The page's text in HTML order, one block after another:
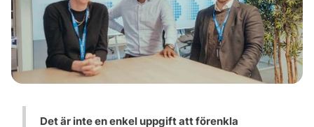
Det är inte en enkel uppgift att förenkla